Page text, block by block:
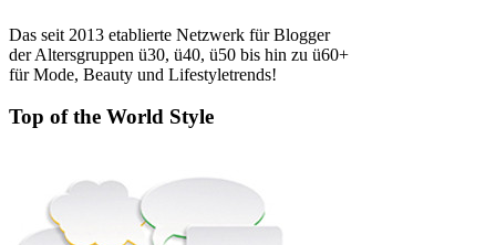
Das seit 2013 etablierte Netzwerk für Blogger
der Altersgruppen ü30, ü40, ü50 bis hin zu ü60+
für Mode, Beauty und Lifestyletrends!
Top of the World Style